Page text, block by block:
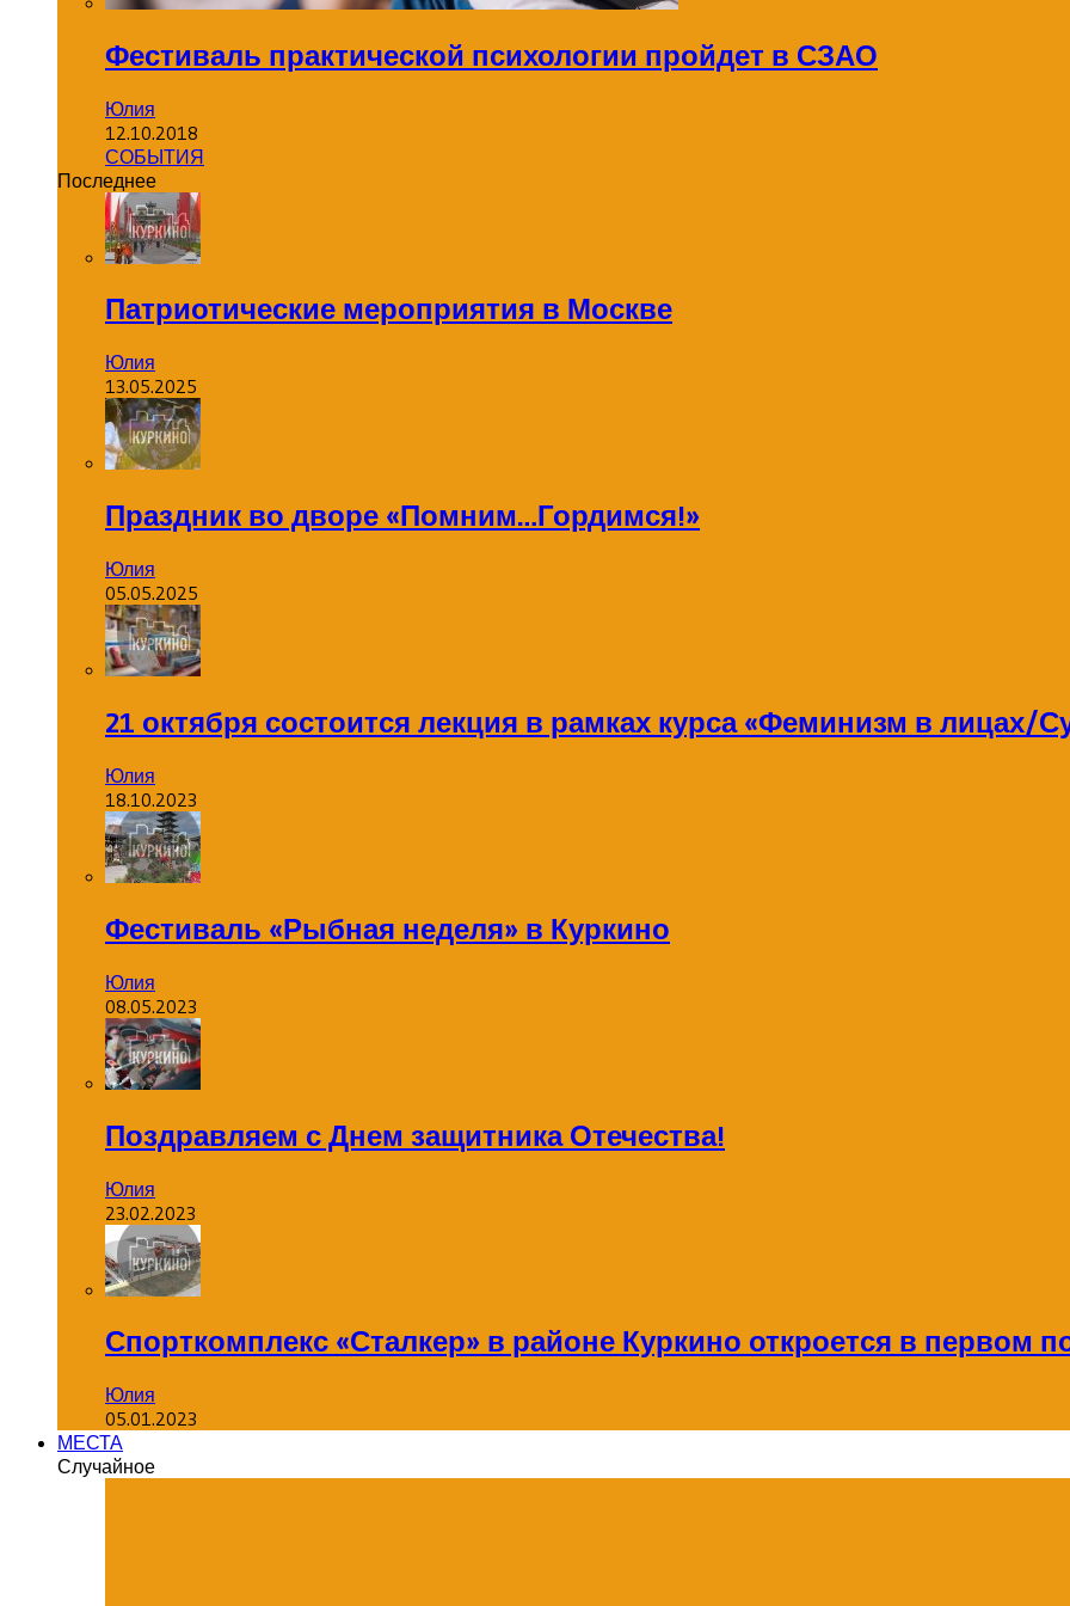
Фестиваль практической психологии пройдет в СЗАО
Юлия
12.10.2018
СОБЫТИЯ
Последнее
Патриотические мероприятия в Москве
Юлия
13.05.2025
Праздник во дворе «Помним…Гордимся!»
Юлия
05.05.2025
21 октября состоится лекция в рамках курса «Феминизм в лицах/
Юлия
18.10.2023
Фестиваль «Рыбная неделя» в Куркино
Юлия
08.05.2023
Поздравляем с Днем защитника Отечества!
Юлия
23.02.2023
Спорткомплекс «Сталкер» в районе Куркино откроется в первом
Юлия
05.01.2023
МЕСТА
Случайное